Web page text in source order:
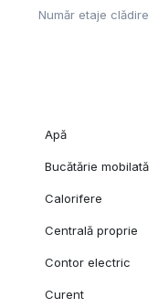
Număr etaje clădire
Apă
Bucătărie mobilată
Calorifere
Centrală proprie
Contor electric
Curent